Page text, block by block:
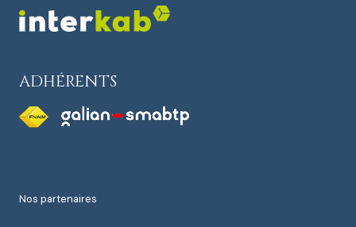
ADHÉRENTS
nos partenaires